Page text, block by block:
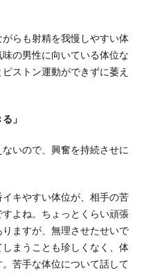
らも射精を我慢しやすい体
の男性に向いている体位な
ストン運動ができずに萎え
」
いので、興奮を持続させに
キやすい体位が、相手の苦
よね。ちょっとくらい頑張
ますが、無理させたせいで
まうことも珍しくなく、体
苦手な体位について話して